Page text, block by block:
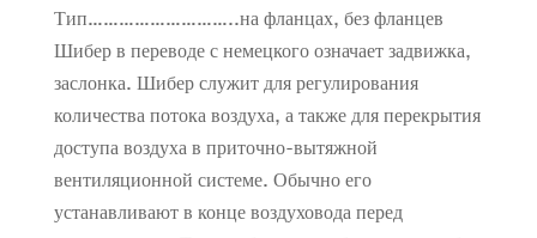
Тип………………………..на фланцах, без фланцев
Шибер в переводе с немецкого означает задвижка,
заслонка. Шибер служит для регулирования
количества потока воздуха, а также для перекрытия
доступа воздуха в приточно-вытяжной
вентиляционной системе. Обычно его
устанавливают в конце воздуховода перед